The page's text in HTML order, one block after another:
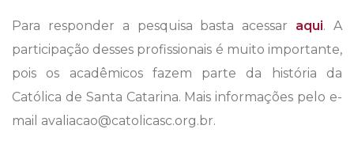
Para responder a pesquisa basta acessar aqui. A
participação desses profissionais é muito importante,
pois os acadêmicos fazem parte da história da
Católica de Santa Catarina. Mais informações pelo e-
mail avaliacao@catolicasc.org.br.